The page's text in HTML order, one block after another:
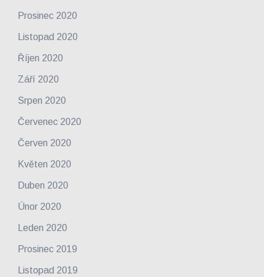
Prosinec 2020
Listopad 2020
Říjen 2020
Září 2020
Srpen 2020
Červenec 2020
Červen 2020
Květen 2020
Duben 2020
Únor 2020
Leden 2020
Prosinec 2019
Listopad 2019